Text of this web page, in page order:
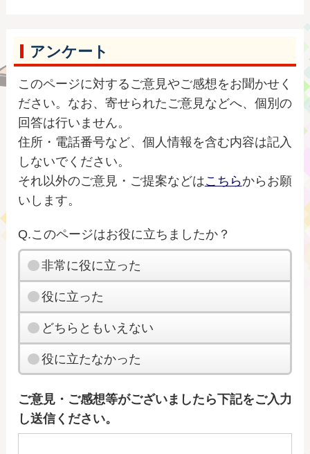
アンケート
このページに対するご意見やご感想をお聞かせく
ださい。なお、寄せられたご意見などへ、個別の
回答は行いません。
住所・電話番号など、個人情報を含む内容は記入
しないでください。
それ以外のご意見・ご提案などはこちらからお願
いします。
Q.このページはお役に立ちましたか？
非常に役に立った
役に立った
どちらともいえない
役に立たなかった
ご意見・ご感想等がございましたら下記をご入力
し送信ください。